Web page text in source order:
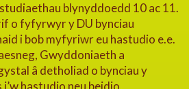
blynyddoedd 10 ac 11.
o fyfyrwyr y DU bynciau
i bob myfyriwr eu hastudio e.e.
Gwyddoniaeth a
â detholiad o bynciau y
hastudio neu beidio.